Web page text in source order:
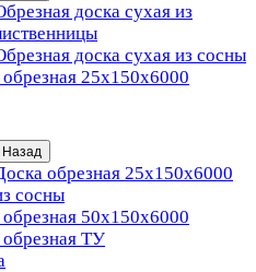
доска сухая из
доска сухая из сосны
25х150х6000
Назад
обрезная 25x150x6000
сосны
50х150х6000
ТУ